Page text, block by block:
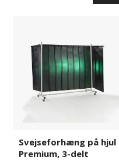
Premium,
Svejseforhæng på hjul
Premium, 3-delt